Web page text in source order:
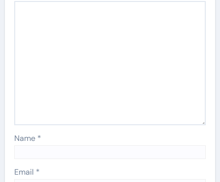
Name *
Email *